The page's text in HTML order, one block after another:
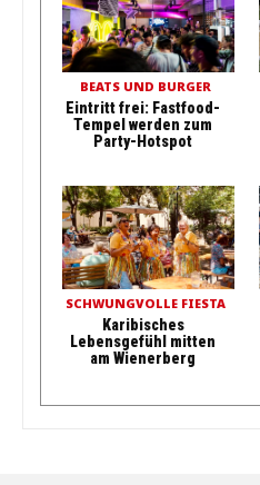
BEATS UND BURGER
Eintritt frei: Fastfood-
Tempel werden zum
Party-Hotspot
SCHWUNGVOLLE FIESTA
Karibisches
Lebensgefühl mitten
am Wienerberg